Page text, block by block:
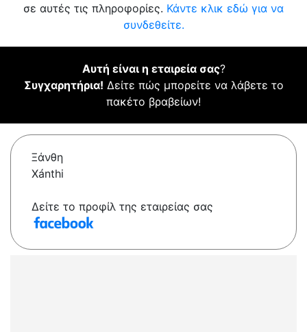
σε αυτές τις πληροφορίες. Κάντε κλικ εδώ για να
συνδεθείτε.
Αυτή είναι η εταιρεία σας?
Συγχαρητήρια! Δείτε πώς μπορείτε να λάβετε το
πακέτο βραβείων!
Ξάνθη
Xánthi
Δείτε το προφίλ της εταιρείας σας